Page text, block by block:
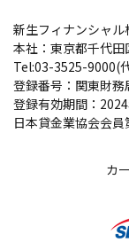
新生フィナンシャル
本社：東京都千代
Tel:03-3525-9000(
登録番号：関東財
登録有効期間：
日本貸金業協会会
カ